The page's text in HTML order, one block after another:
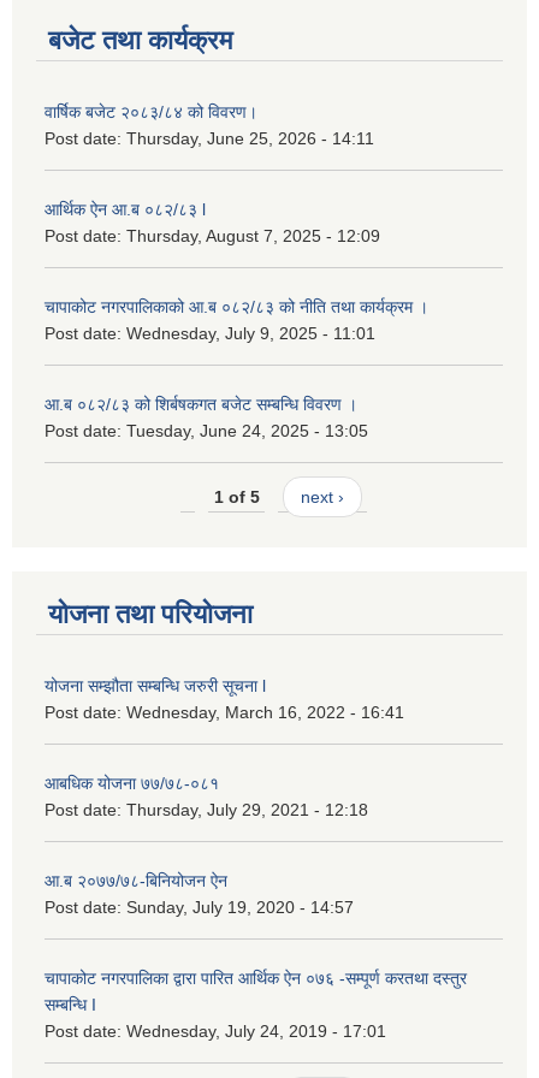
बजेट तथा कार्यक्रम
वार्षिक बजेट २०८३/८४ को विवरण।
Post date: Thursday, June 25, 2026 - 14:11
आर्थिक ऐन आ.ब ०८२/८३ l
Post date: Thursday, August 7, 2025 - 12:09
चापाकोट नगरपालिकाको आ.ब ०८२/८३ को नीति तथा कार्यक्रम ।
Post date: Wednesday, July 9, 2025 - 11:01
आ.ब ०८२/८३ को शिर्बषकगत बजेट सम्बन्धि विवरण ।
Post date: Tuesday, June 24, 2025 - 13:05
1 of 5 next ›
योजना तथा परियोजना
योजना सम्झौता सम्बन्धि जरुरी सूचना l
Post date: Wednesday, March 16, 2022 - 16:41
आबधिक योजना ७७/७८-०८१
Post date: Thursday, July 29, 2021 - 12:18
आ.ब २०७७/७८-बिनियोजन ऐन
Post date: Sunday, July 19, 2020 - 14:57
चापाकोट नगरपालिका द्वारा पारित आर्थिक ऐन ०७६ -सम्पूर्ण करतथा दस्तुर
सम्बन्धि I
Post date: Wednesday, July 24, 2019 - 17:01